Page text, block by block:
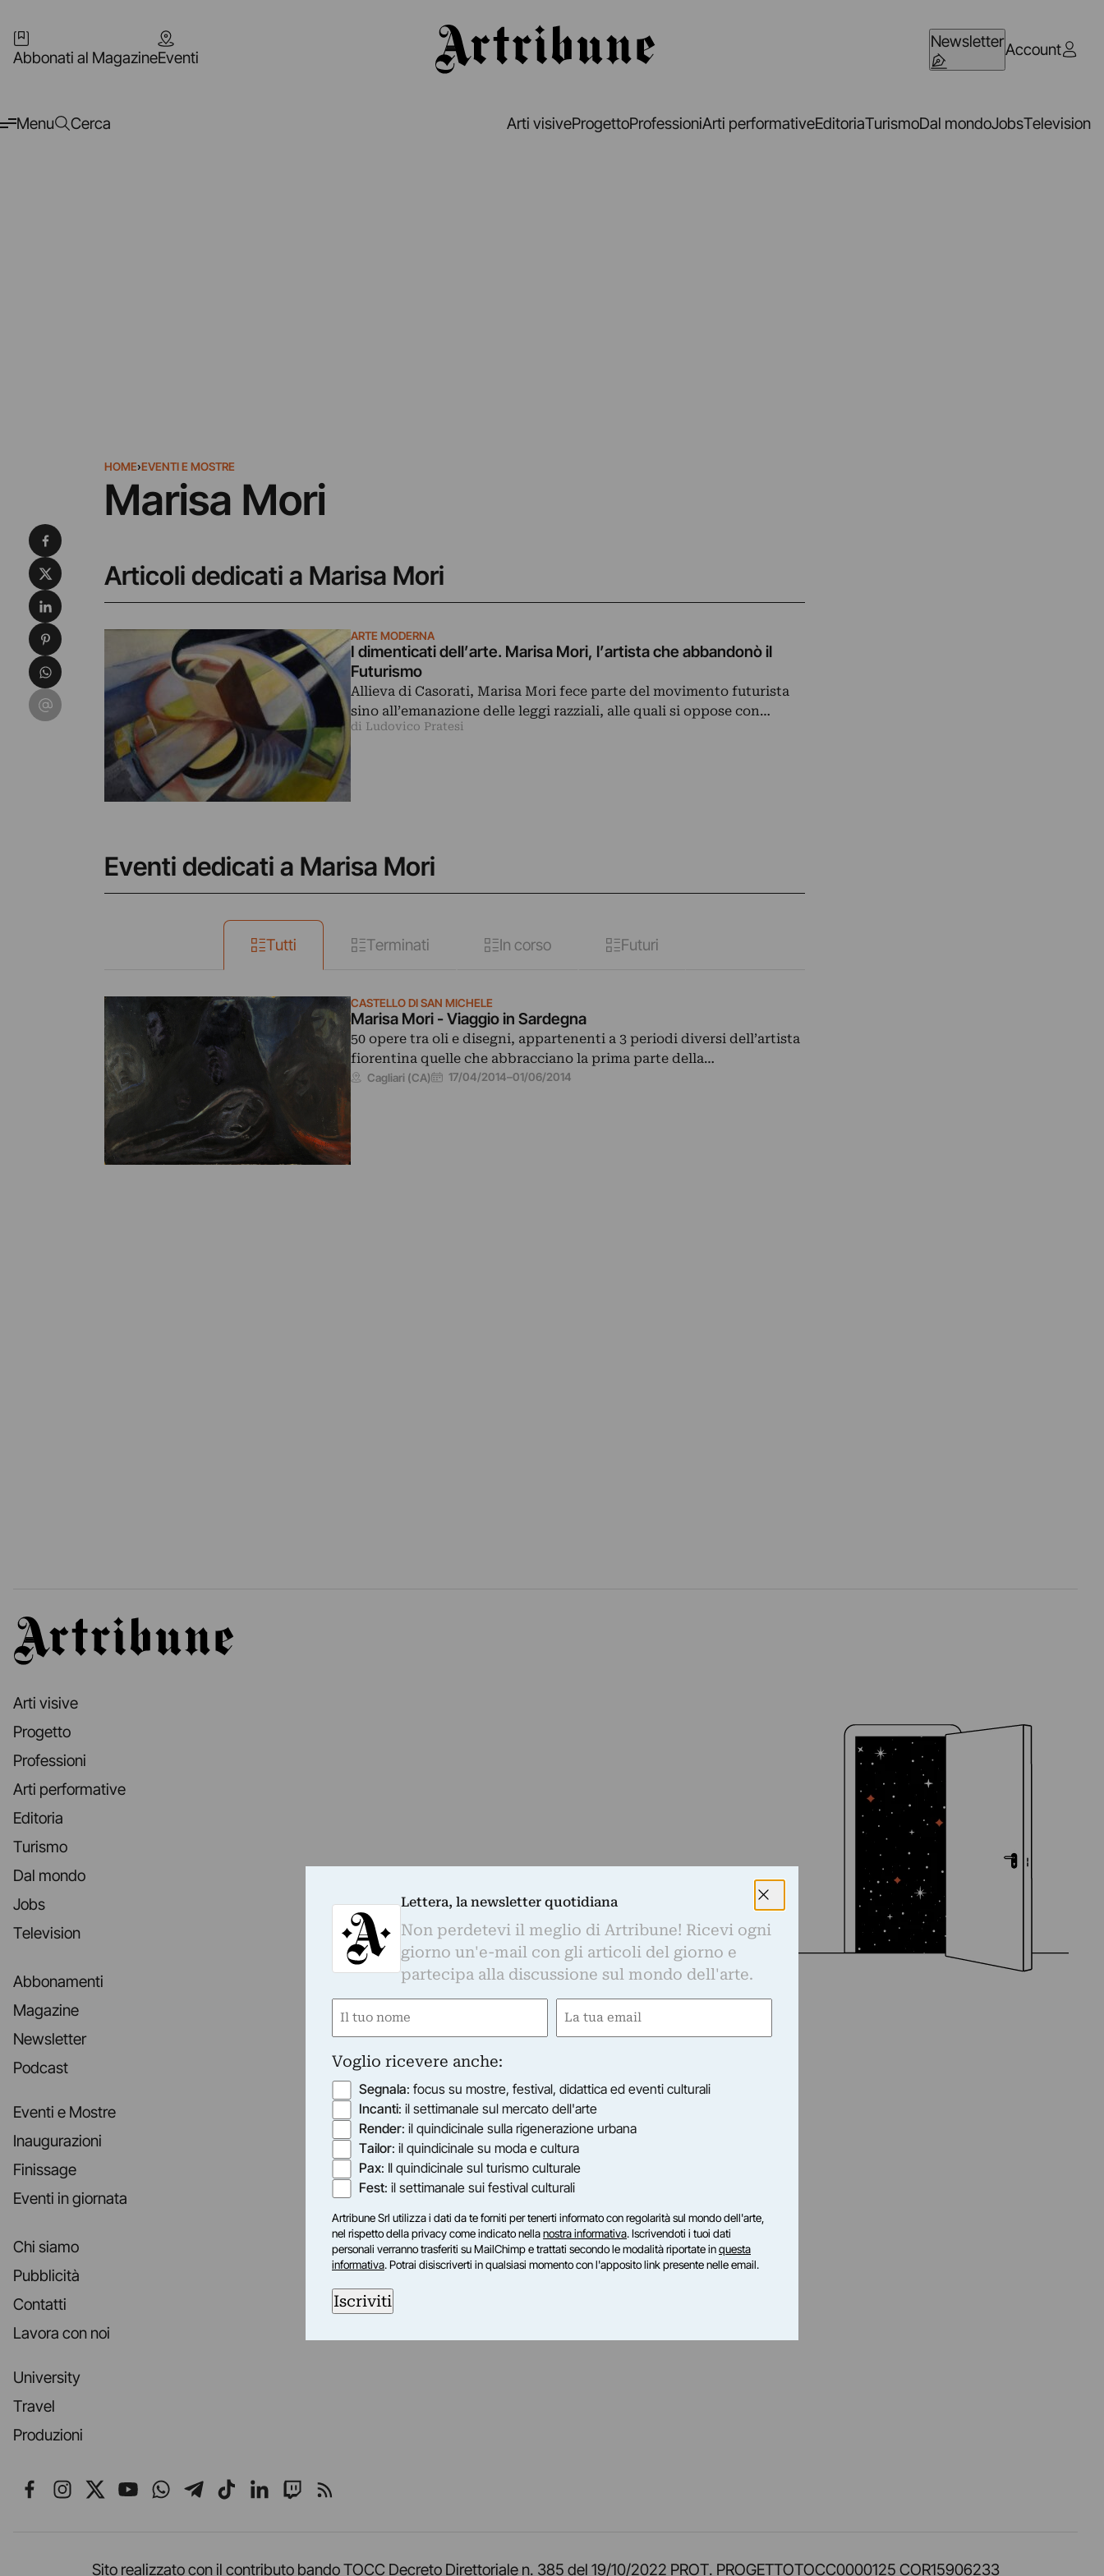
Abbonati al MagazineEventi
NewsletterAccount
Menu Cerca Arti visiveProgettoProfessioniArti performativeEditoriaTurismoDal mondoJobsTelevision
HOME›EVENTI E MOSTRE
Marisa Mori
Articoli dedicati a Marisa Mori
ARTE MODERNA
I dimenticati dell’arte. Marisa Mori, l’artista che abbandonò il
Futurismo
Allieva di Casorati, Marisa Mori fece parte del movimento futurista
sino all’emanazione delle leggi razziali, alle quali si oppose con…
di Ludovico Pratesi
Eventi dedicati a Marisa Mori
Tutti Terminati In corso Futuri
CASTELLO DI SAN MICHELE
Marisa Mori - Viaggio in Sardegna
50 opere tra oli e disegni, appartenenti a 3 periodi diversi dell’artista
fiorentina quelle che abbracciano la prima parte della…
Cagliari (CA) 17/04/2014–01/06/2014
Condividi su Facebook
Condividi su X
Condividi su LinkedIn
Condividi su Pinterest
Condividi su WhatsApp
Condividi su Email
Artribune
Arti visive
Progetto
Professioni
Arti performative
Editoria
Turismo
Dal mondo
Jobs
Television
Abbonamenti
Magazine
Newsletter
Podcast
Eventi e Mostre
Inaugurazioni
Finissage
Eventi in giornata
Chi siamo
Pubblicità
Contatti
Lavora con noi
University
Travel
Produzioni
Seguici su Facebook
Seguici su Instagram
Seguici su X
Seguici su YouTube
Seguici su WhatsApp
Seguici su Telegram
Seguici su TikTok
Seguici su LinkedIn
Seguici su Twitch
Seguici su Rss
Sito realizzato con il contributo bando TOCC Decreto Direttoriale n. 385 del 19/10/2022 PROT. PROGETTOTOCC0000125 COR15906233
Lettera, la newsletter quotidiana
Non perdetevi il meglio di Artribune! Ricevi ogni
giorno un'e-mail con gli articoli del giorno e
partecipa alla discussione sul mondo dell'arte.
Nome
Email
Voglio ricevere anche:
Segnala: focus su mostre, festival, didattica ed eventi culturali
Incanti: il settimanale sul mercato dell'arte
Render: il quindicinale sulla rigenerazione urbana
Tailor: il quindicinale su moda e cultura
Pax: Il quindicinale sul turismo culturale
Fest: il settimanale sui festival culturali
Artribune Srl utilizza i dati da te forniti per tenerti informato con regolarità sul mondo dell'arte,
nel rispetto della privacy come indicato nellanostra informativa. Iscrivendoti i tuoi dati
personali verranno trasferiti su MailChimp e trattati secondo le modalità riportate inquesta
informativa. Potrai disiscriverti in qualsiasi momento con l'apposito link presente nelle email.
Iscriviti